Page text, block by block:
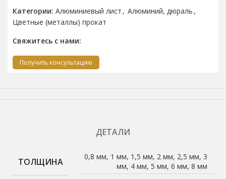
Категории: Алюминиевый лист , Алюминий, дюраль ,
Цветные (металлы) прокат
Свяжитесь с нами:
Получить консультацию
ДЕТАЛИ
ТОЛЩИНА
0,8 мм, 1 мм, 1,5 мм, 2 мм, 2,5 мм, 3
мм, 4 мм, 5 мм, 6 мм, 8 мм